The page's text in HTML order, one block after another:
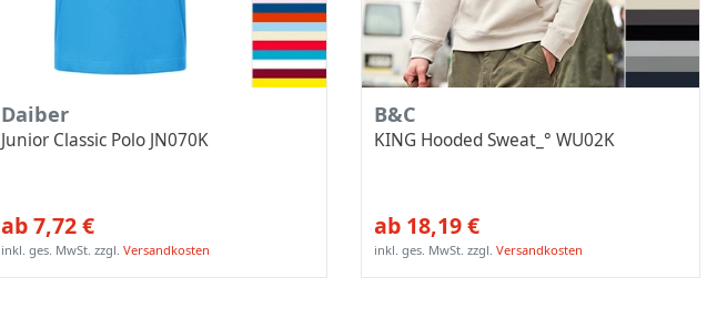
Daiber
Junior Classic Polo JN070K
ab 7,72 €
inkl. ges. MwSt. zzgl.Versandkosten
B&C
KING Hooded Sweat_° WU02K
ab 18,19 €
inkl. ges. MwSt. zzgl.Versandkosten